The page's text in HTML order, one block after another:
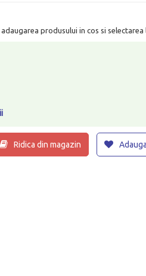
produsului in cos si
Ridica din magazin